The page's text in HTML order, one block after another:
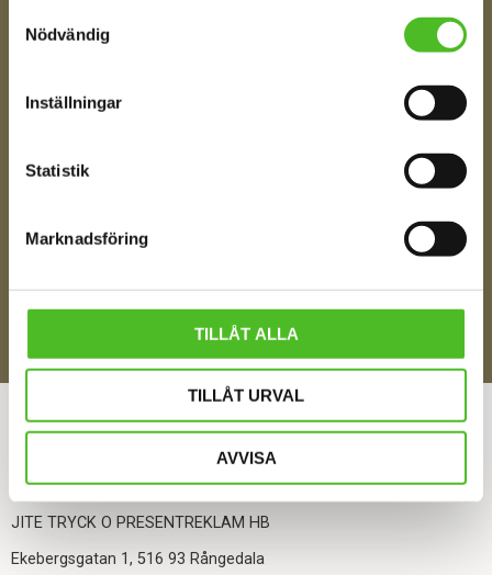
Nödvändig
Inställningar
Statistik
Marknadsföring
TILLÅT ALLA
TILLÅT URVAL
AVVISA
Din e-post
Jag samtycker till att motta digital kommunikation i
SKICKA
ÅNGRA DITT KÖP
KONTAKTA OSS
JITE TRYCK O PRESENTREKLAM HB
Ekebergsgatan 1, 516 93 Rångedala